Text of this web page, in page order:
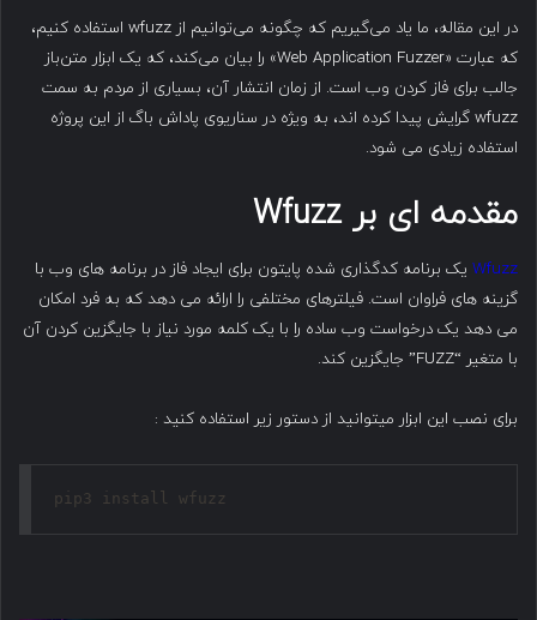
در این مقاله، ما یاد می‌گیریم که چگونه می‌توانیم از wfuzz استفاده کنیم،
که عبارت «Web Application Fuzzer» را بیان می‌کند، که یک ابزار متن‌باز
جالب برای فاز کردن وب است. از زمان انتشار آن، بسیاری از مردم به سمت
wfuzz گرایش پیدا کرده اند، به ویژه در سناریوی پاداش باگ از این پروژه
استفاده زیادی می شود.
مقدمه ای برWfuzz
Wfuzz یک برنامه کدگذاری شده پایتون برای ایجاد فاز در برنامه های وب با
گزینه های فراوان است. فیلترهای مختلفی را ارائه می دهد که به فرد امکان
می دهد یک درخواست وب ساده را با یک کلمه مورد نیاز با جایگزین کردن آن
با متغیر “FUZZ” جایگزین کند.
برای نصب این ابزار میتوانید از دستور زیر استفاده کنید :‌
pip3 install wfuzz